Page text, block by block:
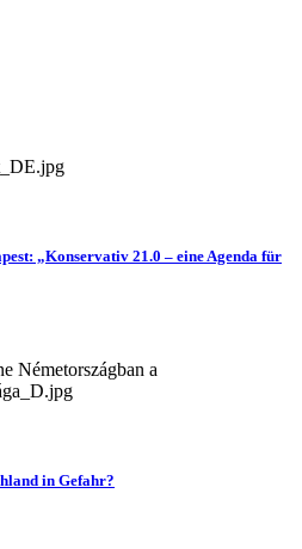
„Konservativ 21.0 – eine Agenda für
in Gefahr?